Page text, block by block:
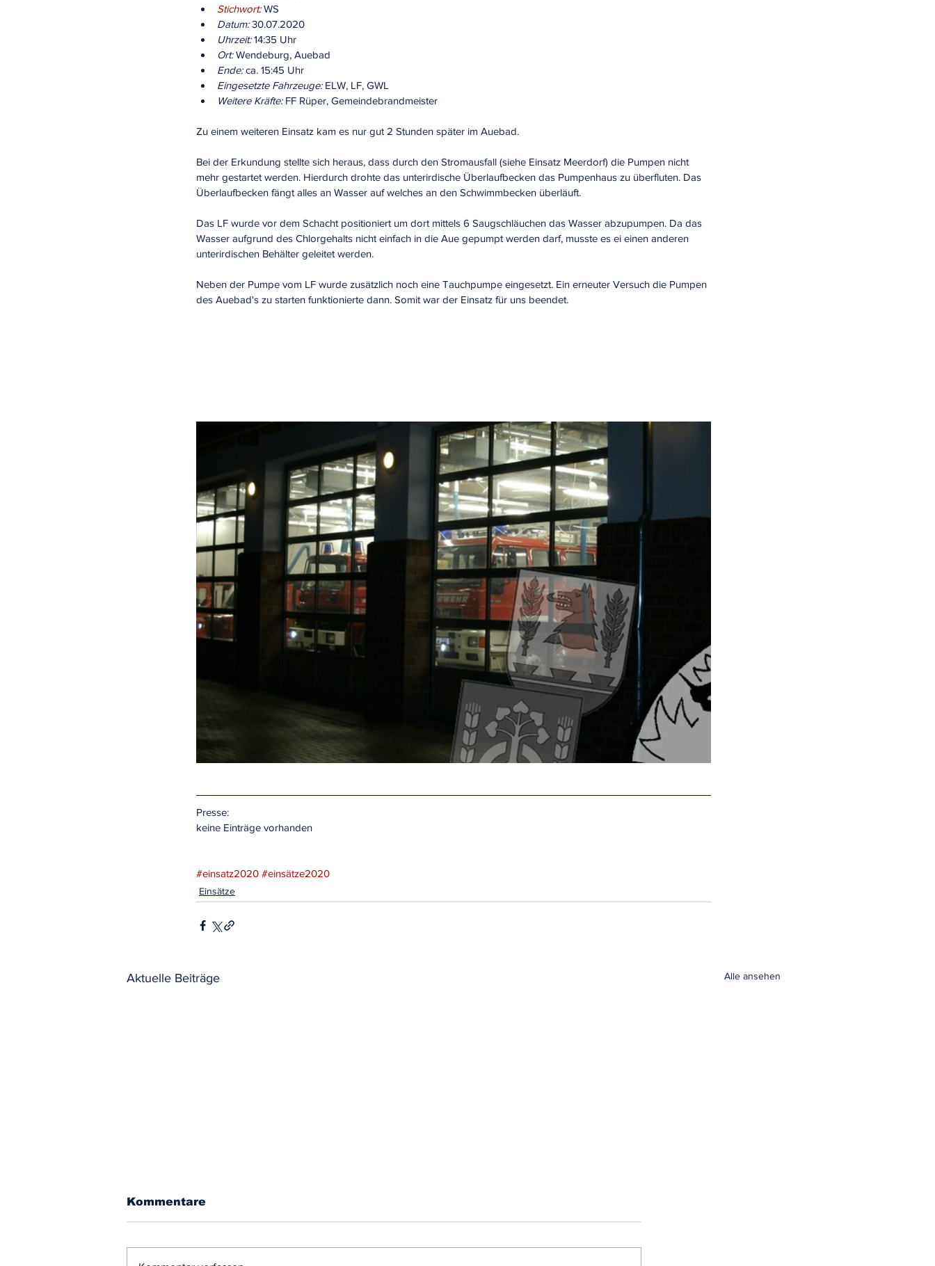
Stichwort: WS
Datum: 30.07.2020
Uhrzeit: 14:35 Uhr
Ort: Wendeburg, Auebad
Ende: ca. 15:45 Uhr
Eingesetzte Fahrzeuge: ELW, LF, GWL
Weitere Kräfte: FF Rüper, Gemeindebrandmeister
Zu einem weiteren Einsatz kam es nur gut 2 Stunden später im Auebad.
Bei der Erkundung stellte sich heraus, dass durch den Stromausfall (siehe Einsatz Meerdorf) die Pumpen nicht
mehr gestartet werden. Hierdurch drohte das unterirdische Überlaufbecken das Pumpenhaus zu überfluten. Das
Überlaufbecken fängt alles an Wasser auf welches an den Schwimmbecken überläuft.
Das LF wurde vor dem Schacht positioniert um dort mittels 6 Saugschläuchen das Wasser abzupumpen. Da das
Wasser aufgrund des Chlorgehalts nicht einfach in die Aue gepumpt werden darf, musste es ei einen anderen
unterirdischen Behälter geleitet werden.
Neben der Pumpe vom LF wurde zusätzlich noch eine Tauchpumpe eingesetzt. Ein erneuter Versuch die Pumpen
des Auebad's zu starten funktionierte dann. Somit war der Einsatz für uns beendet.
Presse:
keine Einträge vorhanden
#einsatz2020 #einsätze2020
Einsätze
Aktuelle Beiträge Alle ansehen
Kommentare